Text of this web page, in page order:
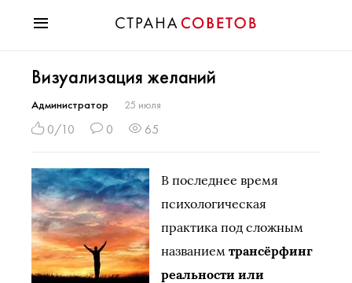
Мода
Звезды
Гороскопы
Психология
Хобби
Разное
Праздники
Визуализация желаний
Администратор 25 июля
0/10 0 65
В последнее время
психологическая
практика под сложным
названием трансёрфинг
реальности или